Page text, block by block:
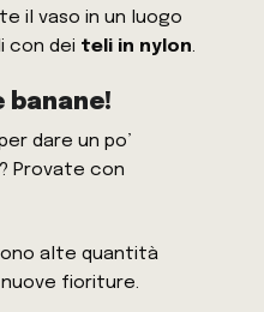
il vaso in un luogo
con dei teli in nylon.
banane!
dare un po’
Provate con
alte quantità
fioriture.